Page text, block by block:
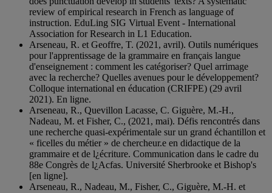
review of empirical research in French as language of
instruction. EduLing SIG Virtual Event - International
Association for Research in L1 Education.
Arseneau, R. et Geoffre, T. (2021, avril). Outils numériques
pour l'apprentissage de la grammaire en français langue
d'enseignement : comment les catégoriser? Quel arrimage
avec la recherche? Quelles avenues pour le développement?
Colloque international en éducation (CRIFPE) (29 avril
2021). En ligne.
Arseneau, R., Quevillon Lacasse, C. Giguère, M.-H.,
Nadeau, M. et Fisher, C., (2021, mai). Défis rencontrés dans
une recherche quasi-expérimentale sur un grand échantillon et
« ficelles du métier » de chercheur.e en didactique de la
grammaire et de l¿écriture. Communication dans le cadre du
88e Congrès de l¿Acfas. Université Sherbrooke et Bishop's
[en ligne].
Arseneau, R., Nadeau, M., Fisher, C., Giguère, M.-H. et